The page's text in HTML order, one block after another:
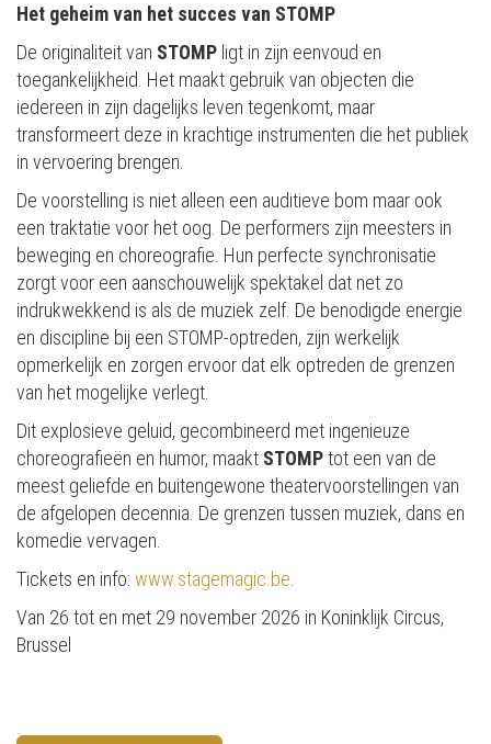
Het geheim van het succes van STOMP
De originaliteit van STOMP ligt in zijn eenvoud en
toegankelijkheid. Het maakt gebruik van objecten die
iedereen in zijn dagelijks leven tegenkomt, maar
transformeert deze in krachtige instrumenten die het publiek
in vervoering brengen.
De voorstelling is niet alleen een auditieve bom maar ook
een traktatie voor het oog. De performers zijn meesters in
beweging en choreografie. Hun perfecte synchronisatie
zorgt voor een aanschouwelijk spektakel dat net zo
indrukwekkend is als de muziek zelf. De benodigde energie
en discipline bij een STOMP-optreden, zijn werkelijk
opmerkelijk en zorgen ervoor dat elk optreden de grenzen
van het mogelijke verlegt​.
Dit explosieve geluid, gecombineerd met ingenieuze
choreografieën en humor, maakt STOMPtot een van de
meest geliefde en buitengewone theatervoorstellingen van
de afgelopen decennia​. De grenzen tussen muziek, dans en
komedie vervagen.
Tickets en info: www.stagemagic.be
Van 26 tot en met 29 november 2026 in Koninklijk Circus,
Brussel